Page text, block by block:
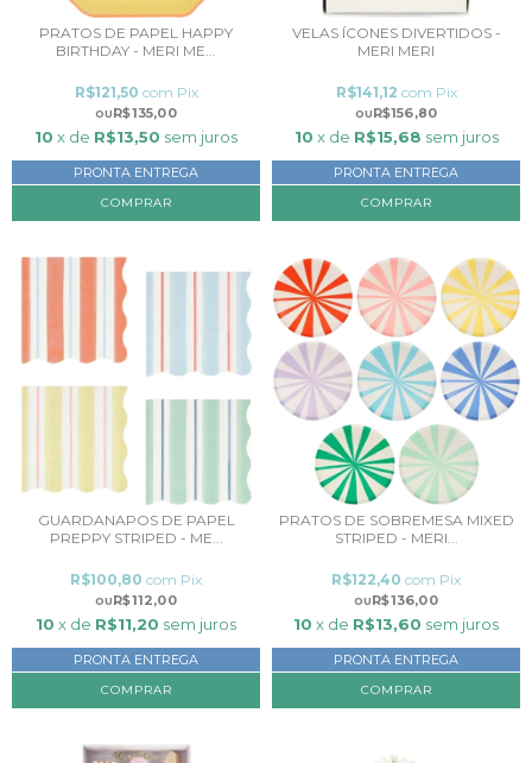
PRATOS DE PAPEL HAPPY
BIRTHDAY - MERI ME...
R$135,00
R$121,50 com Pix
10 x de R$13,50 sem juros
PRONTA ENTREGA
VELAS ÍCONES DIVERTIDOS -
MERI MERI
R$156,80
R$141,12 com Pix
10 x de R$15,68 sem juros
PRONTA ENTREGA
GUARDANAPOS DE PAPEL
PREPPY STRIPED - ME...
R$112,00
R$100,80 com Pix
10 x de R$11,20 sem juros
PRONTA ENTREGA
COMPRAR
PRATOS DE SOBREMESA MIXED
STRIPED - MERI...
R$136,00
R$122,40 com Pix
10 x de R$13,60 sem juros
PRONTA ENTREGA